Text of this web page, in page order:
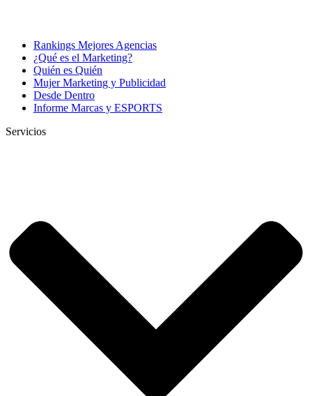
Rankings Mejores Agencias
¿Qué es el Marketing?
Quién es Quién
Mujer Marketing y Publicidad
Desde Dentro
Informe Marcas y ESPORTS
Servicios